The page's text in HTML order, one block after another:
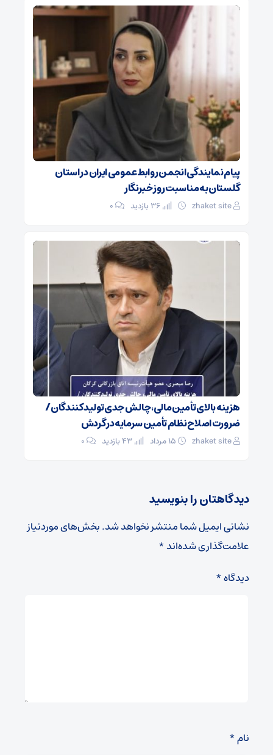
پیام نمایندگی انجمن روابط‌عمومی ایران در استان
گلستان به مناسبت روز خبرنگار
zhaket site ۰
هزینه بالای تأمین مالی، چالش جدی تولیدکنندگان /
ضرورت اصلاح نظام تأمین سرمایه در گردش
zhaket site ۰
دیدگاهتان را بنویسید
نشانی ایمیل شما منتشر نخواهد شد.بخش‌های موردنیاز
علامت‌گذاری شده‌اند*
دیدگاه*
نام*